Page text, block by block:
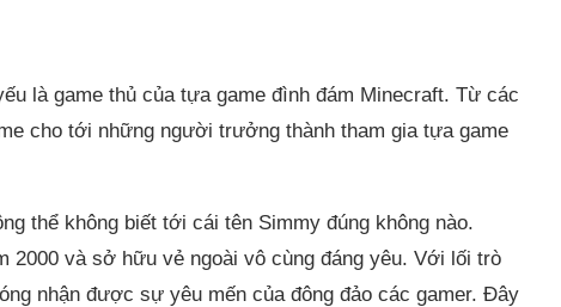
là game thủ của tựa game đình đám Minecraft. Từ các
cho tới những người trưởng thành tham gia tựa game
thể không biết tới cái tên Simmy đúng không nào.
2000 và sở hữu vẻ ngoài vô cùng đáng yêu. Với lối trò
nhận được sự yêu mến của đông đảo các gamer. Đây